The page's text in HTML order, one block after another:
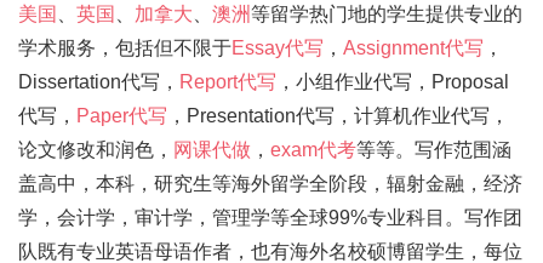
美国
英国 加拿大 澳洲等留学热门地的学生提供专业的
学术服务，包括但不限于Essay代写 ， Assignment代写 ，
Dissertation代写， Report代写 ，小组作业代写，Proposal
代写， Paper代写 ，Presentation代写，计算机作业代写，
论文修改和润色， 网课代做 ， exam代考等等。写作范围涵
盖高中，本科，研究生等海外留学全阶段，辐射金融，经济
学，会计学，审计学，管理学等全球99%专业科目。写作团
队既有专业英语母语作者，也有海外名校硕博留学生，每位